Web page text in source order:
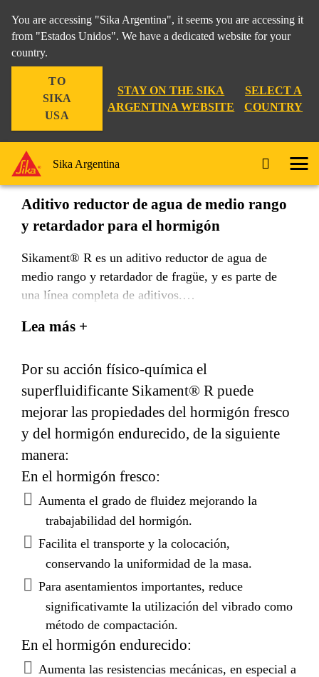
You are accessing "Sika Argentina", it seems you are accessing it
from "Estados Unidos". We have a dedicated website for your
country.
TO
SIKA
USA
STAY ON THE SIKA
ARGENTINA WEBSITE
SELECT A
COUNTRY
Sika Argentina
Sikament® R
Aditivo reductor de agua de medio rango
y retardador para el hormigón
Sikament® R es un aditivo reductor de agua de
medio rango y retardador de fragüe, y es parte de
una línea completa de aditivos.
alcanzables con aditivos tradicionales y reducir una
Particularmente indicado para época estival o de
temperaturas medias a altas (20- 30°C). No tiene
efectos corrosivos sobre los metales.
Lea más +
Por su acción físico-química el
superfluidificante Sikament® R puede
mejorar las propiedades del hormigón fresco
y del hormigón endurecido, de la siguiente
manera:
En el hormigón fresco:
Aumenta el grado de fluidez mejorando la
trabajabilidad del hormigón.
Facilita el transporte y la colocación,
conservando la uniformidad de la masa.
Para asentamientos importantes, reduce
significativamte la utilización del vibrado como
método de compactación.
En el hormigón endurecido:
Aumenta las resistencias mecánicas, en especial a